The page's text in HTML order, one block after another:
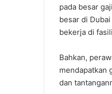
pada besar
besar di
bekerja di
Bahkan,
mendapatkan
dan